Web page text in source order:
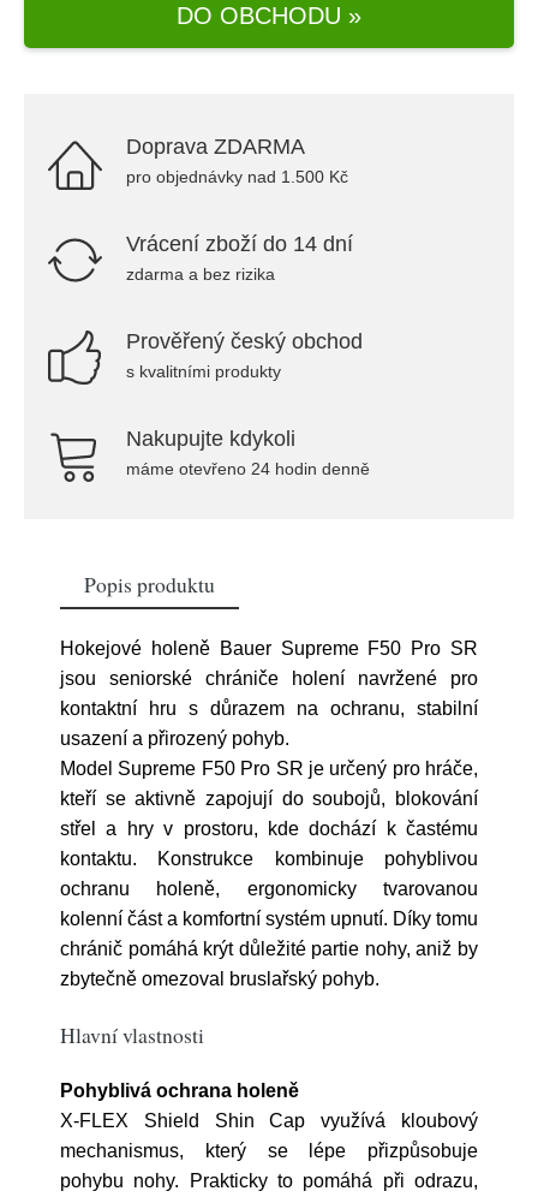
DO OBCHODU »
Doprava ZDARMA
pro objednávky nad 1.500 Kč
Vrácení zboží do 14 dní
zdarma a bez rizika
Prověřený český obchod
s kvalitními produkty
Nakupujte kdykoli
máme otevřeno 24 hodin denně
Popis produktu
Hokejové holeně Bauer Supreme F50 Pro SR
jsou seniorské chrániče holení navržené pro
kontaktní hru s důrazem na ochranu, stabilní
usazení a přirozený pohyb.
Model Supreme F50 Pro SR je určený pro hráče,
kteří se aktivně zapojují do soubojů, blokování
střel a hry v prostoru, kde dochází k častému
kontaktu. Konstrukce kombinuje pohyblivou
ochranu holeně, ergonomicky tvarovanou
kolenní část a komfortní systém upnutí. Díky tomu
chránič pomáhá krýt důležité partie nohy, aniž by
zbytečně omezoval bruslařský pohyb.
Hlavní vlastnosti
Pohyblivá ochrana holeně
X-FLEX Shield Shin Cap využívá kloubový
mechanismus, který se lépe přizpůsobuje
pohybu nohy. Prakticky to pomáhá při odrazu,